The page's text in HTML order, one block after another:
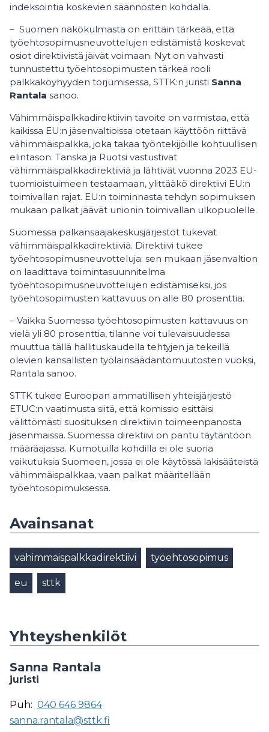
indeksointia koskevien säännösten kohdalla.
– Suomen näkökulmasta on erittäin tärkeää, että
työehtosopimusneuvottelujen edistämistä koskevat
osiot direktiivistä jäivät voimaan. Nyt on vahvasti
tunnustettu työehtosopimusten tärkeä rooli
palkkaköyhyyden torjumisessa, STTK:n juristi Sanna
Rantala sanoo.
Vähimmäispalkkadirektiivin tavoite on varmistaa, että
kaikissa EU:n jäsenvaltioissa otetaan käyttöön riittävä
vähimmäispalkka, joka takaa työntekijöille kohtuullisen
elintason. Tanska ja Ruotsi vastustivat
vähimmäispalkkadirektiiviä ja lähtivät vuonna 2023 EU-
tuomioistuimeen testaamaan, ylittääkö direktiivi EU:n
toimivallan rajat. EU:n toiminnasta tehdyn sopimuksen
mukaan palkat jäävät unionin toimivallan ulkopuolelle.
Suomessa palkansaajakeskusjärjestöt tukevat
vähimmäispalkkadirektiiviä. Direktiivi tukee
työehtosopimusneuvotteluja: sen mukaan jäsenvaltion
on laadittava toimintasuunnitelma
työehtosopimusneuvottelujen edistämiseksi, jos
työehtosopimusten kattavuus on alle 80 prosenttia.
– Vaikka Suomessa työehtosopimusten kattavuus on
vielä yli 80 prosenttia, tilanne voi tulevaisuudessa
muuttua tällä hallituskaudella tehtyjen ja tekeillä
olevien kansallisten työlainsäädäntömuutosten vuoksi,
Rantala sanoo.
STTK tukee Euroopan ammatillisen yhteisjärjestö
ETUC:n vaatimusta siitä, että komissio esittäisi
välittömästi suosituksen direktiivin toimeenpanosta
jäsenmaissa. Suomessa direktiivi on pantu täytäntöön
määräajassa. Kumotuilla kohdilla ei ole suoria
vaikutuksia Suomeen, jossa ei ole käytössä lakisääteistä
vähimmäispalkkaa, vaan palkat määritellään
työehtosopimuksessa.
Avainsanat
vähimmäispalkkadirektiivi työehtosopimus
eu sttk
Yhteyshenkilöt
Sanna Rantala
juristi
Puh: 040 646 9864
sanna.rantala@sttk.fi